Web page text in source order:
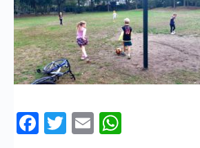
Facebook
Twitter
Email